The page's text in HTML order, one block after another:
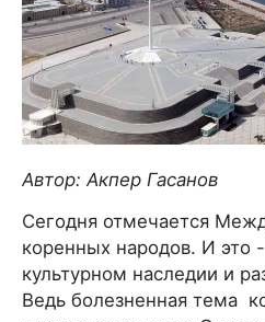
Автор: Акпер Гасанов
Сегодня отмечается
коренных народов. И это
культурном наследии и
Ведь болезненная тема